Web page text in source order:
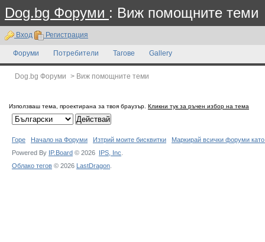
Dog.bg Форуми : Виж помощните теми
Вход Регистрация
Форуми Потребители Тагове Gallery
Dog.bg Форуми > Виж помощните теми
Използваш тема, проектирана за твоя браузър. Кликни тук за ръчен избор на тема
Горе Начало на Форуми Изтрий моите бисквитки
Маркирай всички форуми
Powered By IP.Board © 2026 IPS, Inc
Облако тегов © 2026 LastDragon